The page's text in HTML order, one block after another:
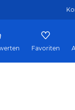
Favoriten